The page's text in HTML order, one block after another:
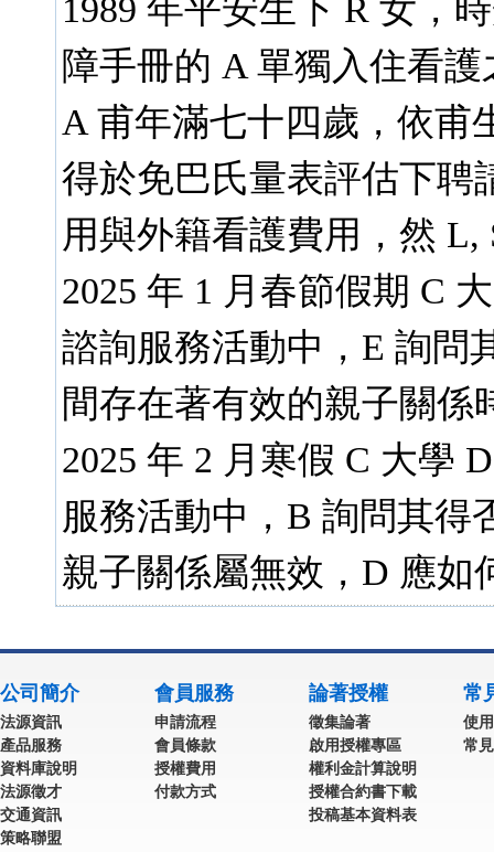
1989 年平安生下 R 女，
障手冊的 A 單獨入住看
A 甫年滿七十四歲，依甫
得於免巴氏量表評估下聘
用與外籍看護費用，然 L,
2025 年 1 月春節假期 C
諮詢服務活動中，E 詢問
間存在著有效的親子關係
2025 年 2 月寒假 C 大學
服務活動中，B 詢問其得
親子關係屬無效，D 應如
公司簡介
法源資訊
產品服務
資料庫說明
法源徵才
交通資訊
策略聯盟
會員服務
申請流程
會員條款
授權費用
付款方式
論著授權
徵集論著
啟用授權專區
權利金計算說明
授權合約書下載
投稿基本資料表
常
使
常